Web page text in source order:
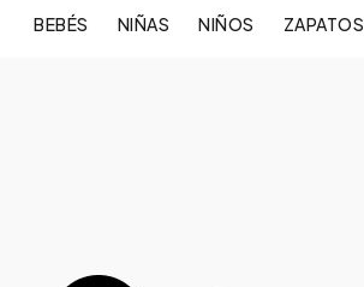
BEBÉS NIÑAS NIÑOS ZAPATOS